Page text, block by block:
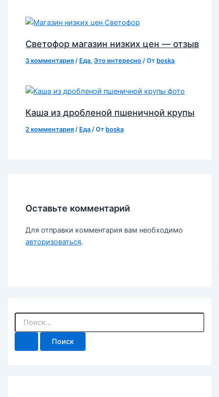
Светофор магазин низких цен — отзыв
3 комментария / Еда,Это интересно / От boska
Каша из дробленой пшеничной крупы
2 комментария / Еда / От boska
Оставьте комментарий
Для отправки комментария вам необходимо
авторизоваться.
П
и